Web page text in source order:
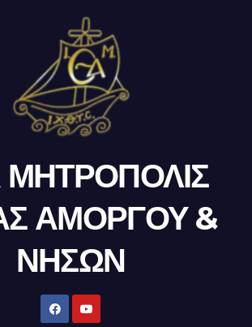
ΜΗΤΡΟΠΟΛΙΣ
ΑΜΟΡΓΟΥ &
ΝΗΣΩΝ